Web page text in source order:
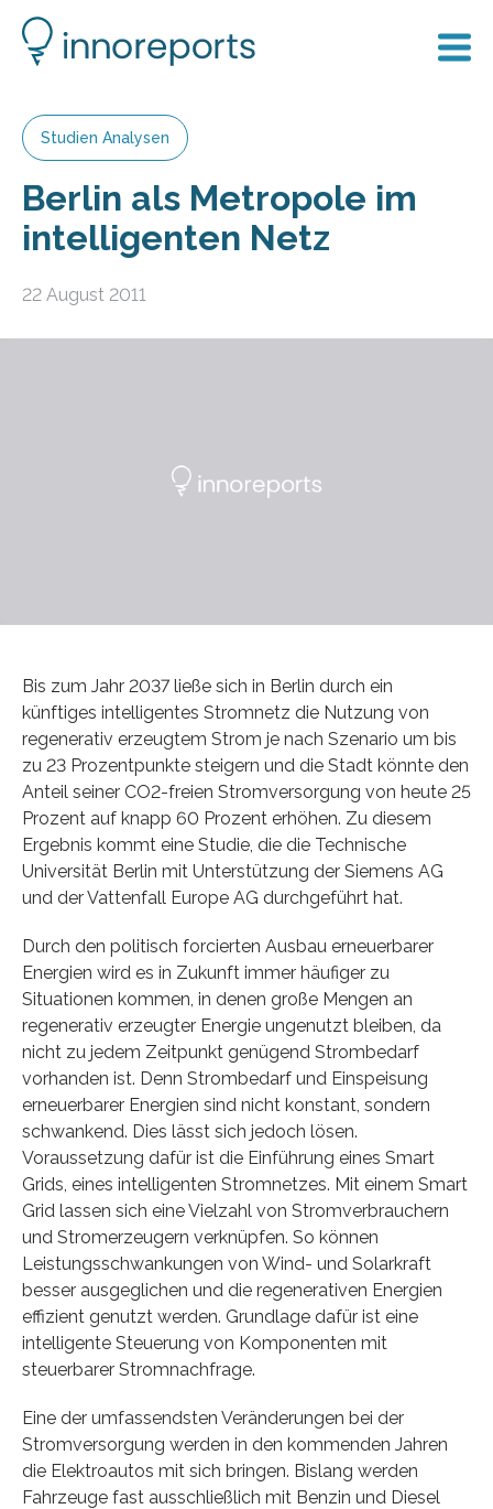
Studien Analysen
Berlin als Metropole im
intelligenten Netz
22 August 2011
Bis zum Jahr 2037 ließe sich in Berlin durch ein
künftiges intelligentes Stromnetz die Nutzung von
regenerativ erzeugtem Strom je nach Szenario um bis
zu 23 Prozentpunkte steigern und die Stadt könnte den
Anteil seiner CO2-freien Stromversorgung von heute 25
Prozent auf knapp 60 Prozent erhöhen. Zu diesem
Ergebnis kommt eine Studie, die die Technische
Universität Berlin mit Unterstützung der Siemens AG
und der Vattenfall Europe AG durchgeführt hat.
Durch den politisch forcierten Ausbau erneuerbarer
Energien wird es in Zukunft immer häufiger zu
Situationen kommen, in denen große Mengen an
regenerativ erzeugter Energie ungenutzt bleiben, da
nicht zu jedem Zeitpunkt genügend Strombedarf
vorhanden ist. Denn Strombedarf und Einspeisung
erneuerbarer Energien sind nicht konstant, sondern
schwankend. Dies lässt sich jedoch lösen.
Voraussetzung dafür ist die Einführung eines Smart
Grids, eines intelligenten Stromnetzes. Mit einem Smart
Grid lassen sich eine Vielzahl von Stromverbrauchern
und Stromerzeugern verknüpfen. So können
Leistungsschwankungen von Wind- und Solarkraft
besser ausgeglichen und die regenerativen Energien
effizient genutzt werden. Grundlage dafür ist eine
intelligente Steuerung von Komponenten mit
steuerbarer Stromnachfrage.
Eine der umfassendsten Veränderungen bei der
Stromversorgung werden in den kommenden Jahren
die Elektroautos mit sich bringen. Bislang werden
Fahrzeuge fast ausschließlich mit Benzin und Diesel